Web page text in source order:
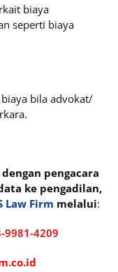
biaya
seperti biaya
biaya bila advokat/
pengacara
ke pengadilan,
Law Firm melalui:
9981-4209